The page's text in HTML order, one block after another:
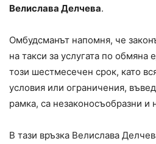
Велислава Делчева.
Омбудсманът напомня, че
на такси за услугата по обмяна
този шестмесечен срок, като
условия или ограничения,
рамка, са незаконосъобразни и
В тази връзка Велислава